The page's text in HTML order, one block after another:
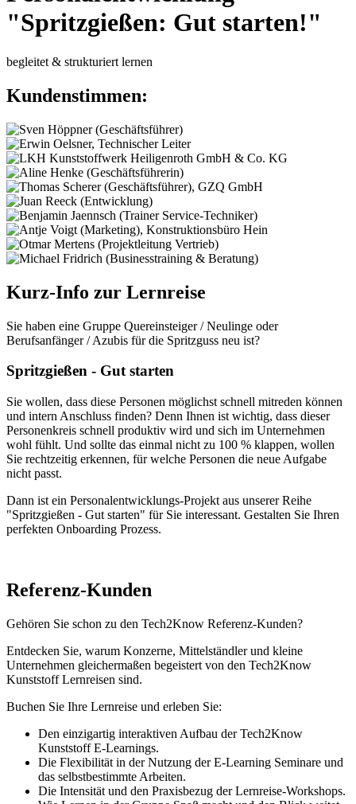
"Spritzgießen: Gut starten!"
begleitet & strukturiert lernen
Kundenstimmen:
Kurz-Info zur Lernreise
Sie haben eine Gruppe Quereinsteiger / Neulinge oder
Berufsanfänger / Azubis für die Spritzguss neu ist?
Spritzgießen - Gut starten
Sie wollen, dass diese Personen möglichst schnell mitreden können
und intern Anschluss finden? Denn Ihnen ist wichtig, dass dieser
Personenkreis schnell produktiv wird und sich im Unternehmen
wohl fühlt. Und sollte das einmal nicht zu 100 % klappen, wollen
Sie rechtzeitig erkennen, für welche Personen die neue Aufgabe
nicht passt.
Dann ist ein Personalentwicklungs-Projekt aus unserer Reihe
"Spritzgießen - Gut starten" für Sie interessant. Gestalten Sie Ihren
perfekten Onboarding Prozess.
Referenz-Kunden
Gehören Sie schon zu den Tech2Know Referenz-Kunden?
Entdecken Sie, warum Konzerne, Mittelständler und kleine
Unternehmen gleichermaßen begeistert von den Tech2Know
Kunststoff Lernreisen sind.
Buchen Sie Ihre Lernreise und erleben Sie:
Den einzigartig interaktiven Aufbau der Tech2Know
Kunststoff E-Learnings.
Die Flexibilität in der Nutzung der E-Learning Seminare und
das selbstbestimmte Arbeiten.
Die Intensität und den Praxisbezug der Lernreise-Workshops.